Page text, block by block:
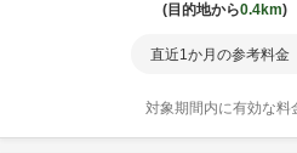
目的地から0.4km
直近1か月の参考料金
対象期間内に有効な料